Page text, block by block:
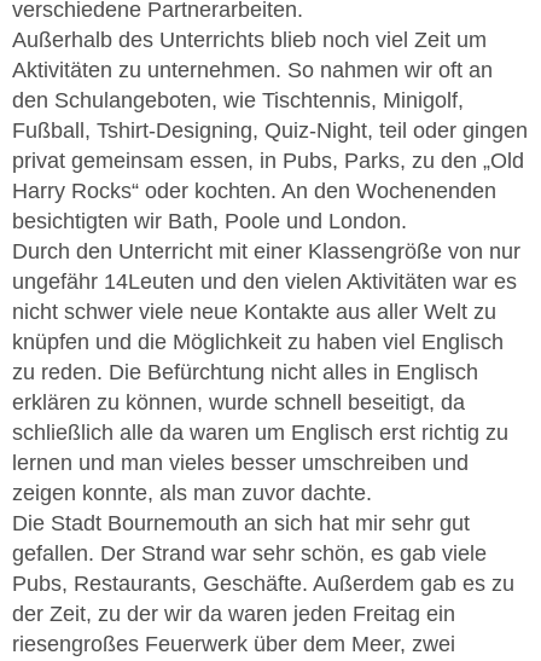
verschiedene Partnerarbeiten.
Außerhalb des Unterrichts blieb noch viel Zeit um
Aktivitäten zu unternehmen. So nahmen wir oft an
den Schulangeboten, wie Tischtennis, Minigolf,
Fußball, Tshirt-Designing, Quiz-Night, teil oder gingen
privat gemeinsam essen, in Pubs, Parks, zu den „Old
Harry Rocks“ oder kochten. An den Wochenenden
besichtigten wir Bath, Poole und London.
Durch den Unterricht mit einer Klassengröße von nur
ungefähr 14Leuten und den vielen Aktivitäten war es
nicht schwer viele neue Kontakte aus aller Welt zu
knüpfen und die Möglichkeit zu haben viel Englisch
zu reden. Die Befürchtung nicht alles in Englisch
erklären zu können, wurde schnell beseitigt, da
schließlich alle da waren um Englisch erst richtig zu
lernen und man vieles besser umschreiben und
zeigen konnte, als man zuvor dachte.
Die Stadt Bournemouth an sich hat mir sehr gut
gefallen. Der Strand war sehr schön, es gab viele
Pubs, Restaurants, Geschäfte. Außerdem gab es zu
der Zeit, zu der wir da waren jeden Freitag ein
riesengroßes Feuerwerk über dem Meer, zwei